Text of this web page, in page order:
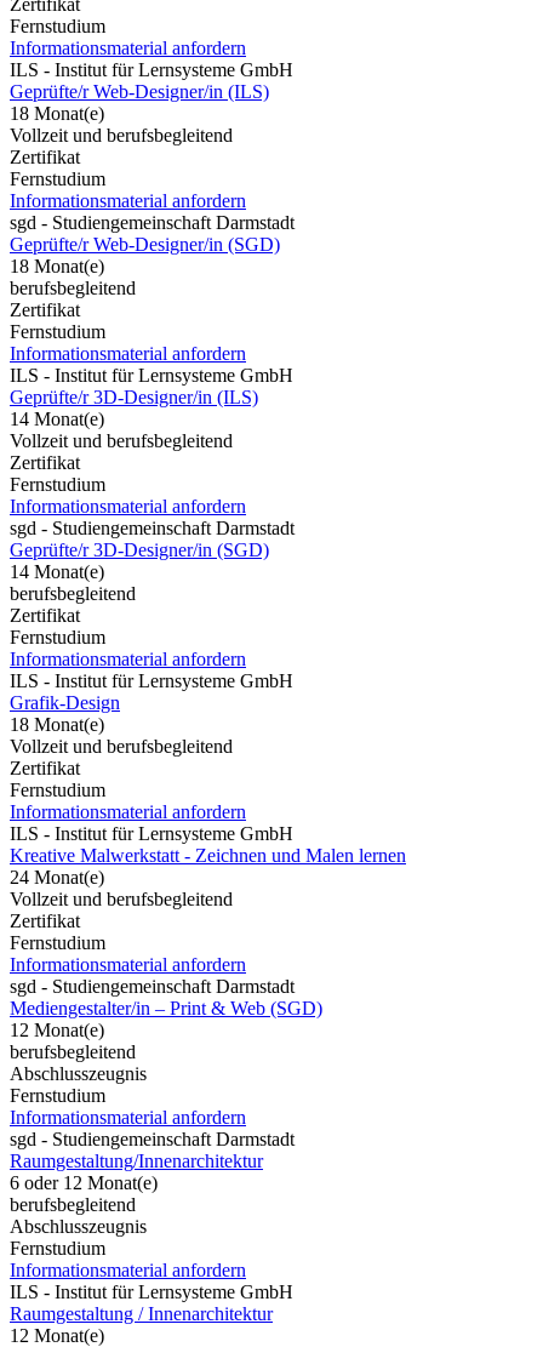
Zertifikat
Fernstudium
Informationsmaterial anfordern
ILS - Institut für Lernsysteme GmbH
Geprüfte/r Web-Designer/in (ILS)
18 Monat(e)
Vollzeit und berufsbegleitend
Zertifikat
Fernstudium
Informationsmaterial anfordern
sgd - Studiengemeinschaft Darmstadt
Geprüfte/r Web-Designer/in (SGD)
18 Monat(e)
berufsbegleitend
Zertifikat
Fernstudium
Informationsmaterial anfordern
ILS - Institut für Lernsysteme GmbH
Geprüfte/r 3D-Designer/in (ILS)
14 Monat(e)
Vollzeit und berufsbegleitend
Zertifikat
Fernstudium
Informationsmaterial anfordern
sgd - Studiengemeinschaft Darmstadt
Geprüfte/r 3D-Designer/in (SGD)
14 Monat(e)
berufsbegleitend
Zertifikat
Fernstudium
Informationsmaterial anfordern
ILS - Institut für Lernsysteme GmbH
Grafik-Design
18 Monat(e)
Vollzeit und berufsbegleitend
Zertifikat
Fernstudium
Informationsmaterial anfordern
ILS - Institut für Lernsysteme GmbH
Kreative Malwerkstatt - Zeichnen und Malen lernen
24 Monat(e)
Vollzeit und berufsbegleitend
Zertifikat
Fernstudium
Informationsmaterial anfordern
sgd - Studiengemeinschaft Darmstadt
Mediengestalter/in – Print & Web (SGD)
12 Monat(e)
berufsbegleitend
Abschlusszeugnis
Fernstudium
Informationsmaterial anfordern
sgd - Studiengemeinschaft Darmstadt
Raumgestaltung/Innenarchitektur
6 oder 12 Monat(e)
berufsbegleitend
Abschlusszeugnis
Fernstudium
Informationsmaterial anfordern
ILS - Institut für Lernsysteme GmbH
Raumgestaltung / Innenarchitektur
12 Monat(e)